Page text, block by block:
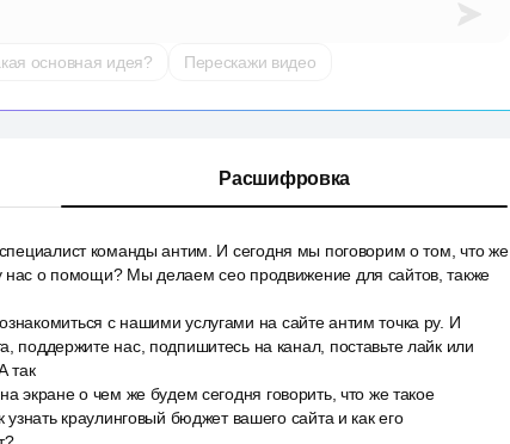
основная идея? Перескажи видео
Расшифровка
команды антим. И сегодня мы поговорим о том, что же
нас о помощи? Мы делаем сео продвижение для сайтов, также
с нашими услугами на сайте антим точка ру. И
нас, подпишитесь на канал, поставьте лайк или
так
экране о чем же будем сегодня говорить, что же такое
краулинговый бюджет вашего сайта и как его